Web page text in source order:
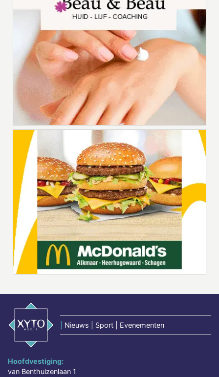
Nieuws | Sport | Evenementen
Hoofdvestiging:
van Benthuizenlaan 1